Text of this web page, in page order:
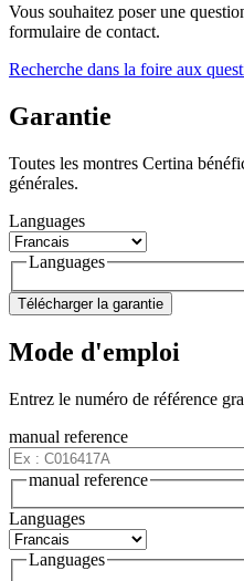
Vous souhaitez poser une
formulaire de contact.
Recherche dans la foire aux
Garantie
Toutes les montres Certina
générales.
Languages
Languages
Télécharger la garantie
Mode d'emploi
Entrez le numéro de référence
manual reference
manual reference
Languages
Languages